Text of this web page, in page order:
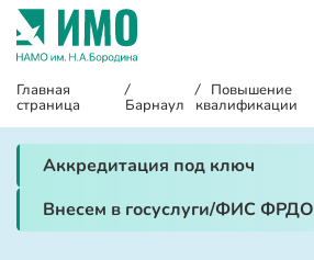
Главная
страница
/
Барнаул
/ Повышение
квалификации
Аккредитация под ключ
Внесем в госуслуги/ФИС ФРДО